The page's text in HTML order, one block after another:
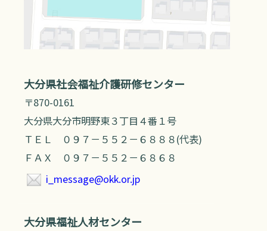
大分県社会福祉介護研修センター
〒870-0161
大分県大分市明野東３丁目４番１号
ＴＥＬ ０９７－５５２－６８８８(代表)
ＦＡＸ ０９７－５５２－６８６８
i_message@okk.or.jp
大分県福祉人材センター